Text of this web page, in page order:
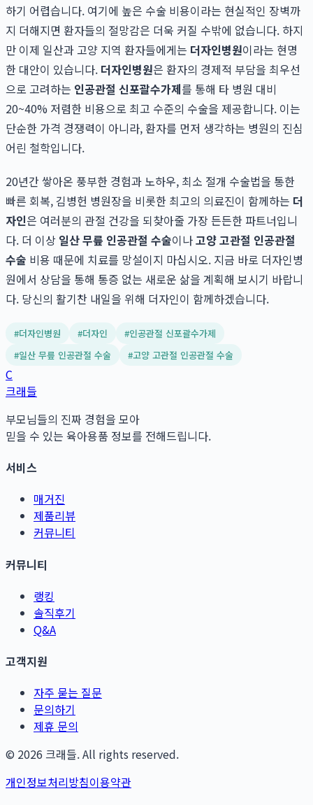
하기 어렵습니다. 여기에 높은 수술 비용이라는 현실적인 장벽까
지 더해지면 환자들의 절망감은 더욱 커질 수밖에 없습니다. 하지
만 이제 일산과 고양 지역 환자들에게는 더자인병원이라는 현명
한 대안이 있습니다. 더자인병원은 환자의 경제적 부담을 최우선
으로 고려하는 인공관절 신포괄수가제를 통해 타 병원 대비
20~40% 저렴한 비용으로 최고 수준의 수술을 제공합니다. 이는
단순한 가격 경쟁력이 아니라, 환자를 먼저 생각하는 병원의 진심
어린 철학입니다.
20년간 쌓아온 풍부한 경험과 노하우, 최소 절개 수술법을 통한
빠른 회복, 김병헌 병원장을 비롯한 최고의 의료진이 함께하는 더
자인은 여러분의 관절 건강을 되찾아줄 가장 든든한 파트너입니
다. 더 이상 일산 무릎 인공관절 수술이나고양 고관절 인공관절
수술 비용 때문에 치료를 망설이지 마십시오. 지금 바로 더자인병
원에서 상담을 통해 통증 없는 새로운 삶을 계획해 보시기 바랍니
다. 당신의 활기찬 내일을 위해 더자인이 함께하겠습니다.
#더자인병원 #더자인 #인공관절 신포괄수가제
#일산 무릎 인공관절 수술 #고양 고관절 인공관절 수술
C
크래들
부모님들의 진짜 경험을 모아
믿을 수 있는 육아용품 정보를 전해드립니다.
서비스
매거진
제품리뷰
커뮤니티
커뮤니티
랭킹
솔직후기
Q&A
고객지원
자주 묻는 질문
문의하기
제휴 문의
© 2026 크래들. All rights reserved.
개인정보처리방침이용약관